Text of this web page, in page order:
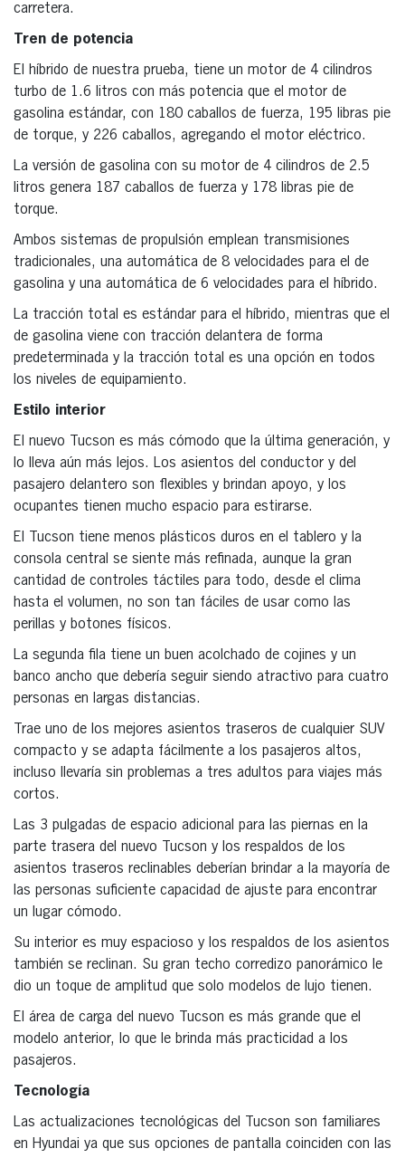
carretera.
Tren de potencia
El híbrido de nuestra prueba, tiene un motor de 4 cilindros
turbo de 1.6 litros con más potencia que el motor de
gasolina estándar, con 180 caballos de fuerza, 195 libras pie
de torque, y 226 caballos, agregando el motor eléctrico.
La versión de gasolina con su motor de 4 cilindros de 2.5
litros genera 187 caballos de fuerza y 178 libras pie de
torque.
Ambos sistemas de propulsión emplean transmisiones
tradicionales, una automática de 8 velocidades para el de
gasolina y una automática de 6 velocidades para el híbrido.
La tracción total es estándar para el híbrido, mientras que el
de gasolina viene con tracción delantera de forma
predeterminada y la tracción total es una opción en todos
los niveles de equipamiento.
Estilo interior
El nuevo Tucson es más cómodo que la última generación, y
lo lleva aún más lejos. Los asientos del conductor y del
pasajero delantero son flexibles y brindan apoyo, y los
ocupantes tienen mucho espacio para estirarse.
El Tucson tiene menos plásticos duros en el tablero y la
consola central se siente más refinada, aunque la gran
cantidad de controles táctiles para todo, desde el clima
hasta el volumen, no son tan fáciles de usar como las
perillas y botones físicos.
La segunda fila tiene un buen acolchado de cojines y un
banco ancho que debería seguir siendo atractivo para cuatro
personas en largas distancias.
Trae uno de los mejores asientos traseros de cualquier SUV
compacto y se adapta fácilmente a los pasajeros altos,
incluso llevaría sin problemas a tres adultos para viajes más
cortos.
Las 3 pulgadas de espacio adicional para las piernas en la
parte trasera del nuevo Tucson y los respaldos de los
asientos traseros reclinables deberían brindar a la mayoría de
las personas suficiente capacidad de ajuste para encontrar
un lugar cómodo.
Su interior es muy espacioso y los respaldos de los asientos
también se reclinan. Su gran techo corredizo panorámico le
dio un toque de amplitud que solo modelos de lujo tienen.
El área de carga del nuevo Tucson es más grande que el
modelo anterior, lo que le brinda más practicidad a los
pasajeros.
Tecnología
Las actualizaciones tecnológicas del Tucson son familiares
en Hyundai ya que sus opciones de pantalla coinciden con las